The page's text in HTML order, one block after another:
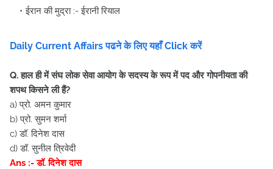
ईरान की मुद्रा :- ईरानी रियाल
Daily Current Affairs पढने के लिए यहाँ Click करें
Q. हाल ही में संघ लोक सेवा आयोग के सदस्य के रूप में पद और गोपनीयता की
शपथ किसने ली हैं?
a) प्रो. अमन कुमार
b) प्रो. सुमन शर्मा
c) डॉ. दिनेश दास
d) डॉ. सुनील त्रिवेदी
Ans :- डॉ. दिनेश दास